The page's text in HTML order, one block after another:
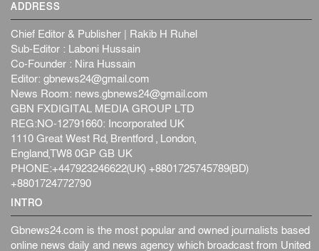
বেনজীর আহমেদের সঙ্গে পরীমনির ঘনিষ্ঠ সম্পর্ক ছিল : নাসির
মাহম...
জাতীয়
হরমুজ নিয়ে ইরান-মার্কিন চুক্তি হতে পারে আজ : মার্কিন অর্থমন...
আন্তর্জাতিক
পৃথিবীর দিকে আসছে বিধ্বংসী বস্তু, পারমাণবিক বোমা দিয়ে করা
হব...
আন্তর্জাতিক
কেনিয়ায় ১৫ হাতির রহস্যজনক মৃত্যু, সন্দেহের মুখে কীটনাশকের
ব্...
ADDRESS
Chief Editor & Publisher | Rakib H Ruhel
Sub-Editor : Laboni Hussain
Co-Founder : Nira Hussain
Editor: gbnews24@gmail.com
News Room: news.gbnews24@gmail.com
GBN FXDIGITAL MEDIA GROUP LTD
REG:NO-12791660: Incorporated UK
1110 Great West Rd, Brentford , London,
England,TW8 0GP GB UK
PHONE:+447923246622(UK) +8801725745789(BD)
+8801724772790
INTRO
Gbnews24.com is the most popular and owned journalists based
online news daily and news agency which broadcast from United